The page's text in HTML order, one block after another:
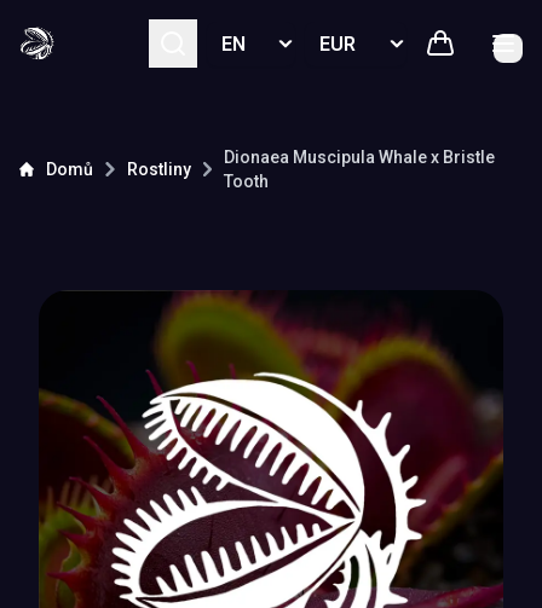
Select languageSelect currency
Domů Rostliny
Dionaea MuscipulaWhale x Bristle
Tooth